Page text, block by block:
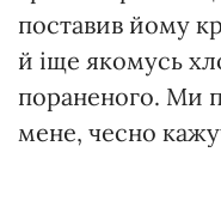
поставив йому
й іще якомусь
пораненого. Ми
мене, чесно
ношею не було.
ледве дотягли